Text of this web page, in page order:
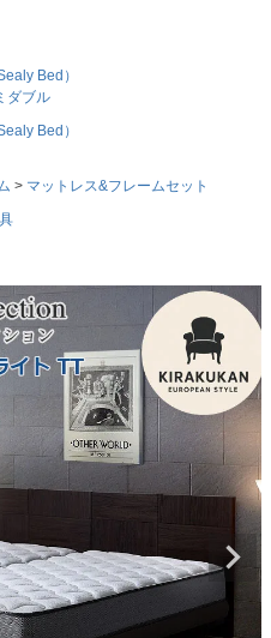
Bed）
ダブル
Bed）
マットレス&フレームセット